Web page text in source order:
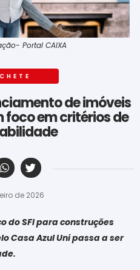
Portal CAIXA
de imóveis
em critérios de
de 2026
do SFI para construções
Casa Azul Uni passa a ser